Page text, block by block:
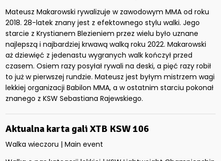
Mateusz Makarowski rywalizuje w zawodowym MMA od roku
2018. 28-latek znany jest z efektownego stylu walki. Jego
starcie z Krystianem Blezieniem przez wielu było uznane
najlepszą i najbardziej krwawą walką roku 2022. Makarowski
aż dziewięć z jedenastu wygranych walk kończył przed
czasem. Osiem razy posyłał rywali na deski, a pięć razy robił
to już w pierwszej rundzie. Mateusz jest byłym mistrzem wagi
lekkiej organizacji Babilon MMA, a w ostatnim starciu pokonał
znanego z KSW Sebastiana Rajewskiego.
Aktualna karta gali XTB KSW 106
Walka wieczoru | Main event